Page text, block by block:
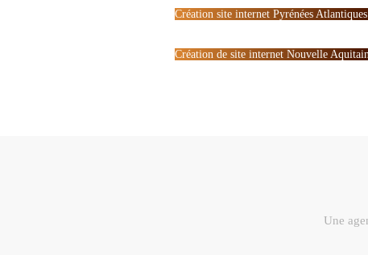
Création site internet Pyrénées
Création de site internet Nouvelle
Une